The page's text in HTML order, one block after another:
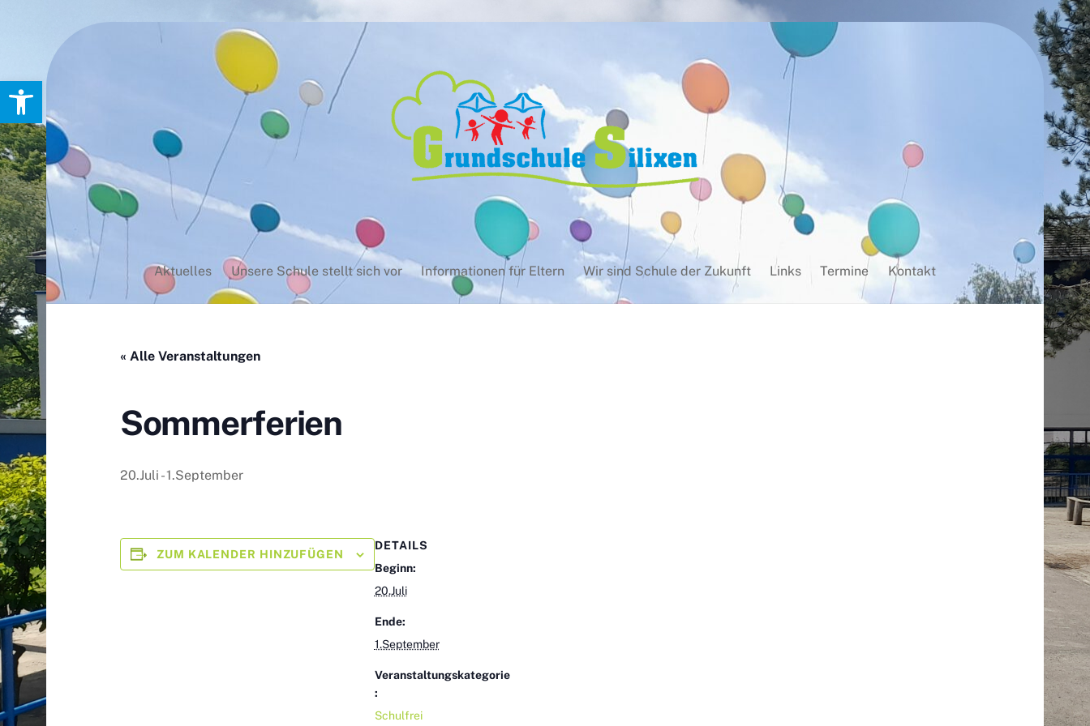
Werkzeugleiste öffnen
Aktuelles Unsere Schule stellt sich vor Informationen für Eltern Wir sind Schule der Zukunft Links Termine Kontakt
« Alle Veranstaltungen
Sommerferien
20.Juli -1.September
ZUM KALENDER HINZUFÜGEN
DETAILS
Beginn:
20.Juli
Ende:
1.September
Veranstaltungskategorie
:
Schulfrei